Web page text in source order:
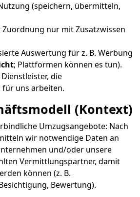
(speichern, übermitteln,
Zuordnung nur mit Zusatzwissen
Auswertung für z. B. Werbung
; Plattformen können es tun).
die
uns arbeiten.
(Kontext)
Umzugsangebote: Nach
wir notwendige Daten an
und/oder unsere
Vermittlungspartner, damit
können (z. B.
Bewertung).